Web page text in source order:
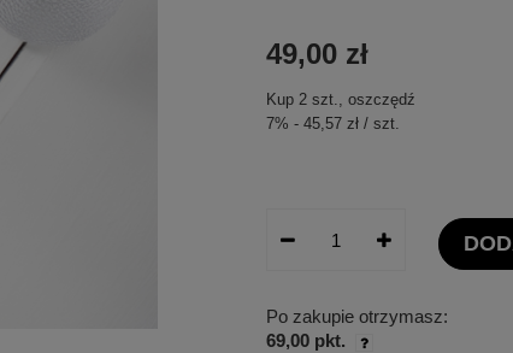
49,00 zł
Kup 2 szt., oszczędź
7% - 45,57 zł / szt.
Po zakupie otrzymasz:
69,00 pkt.